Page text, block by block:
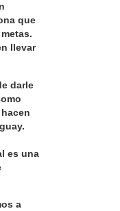
que
llevar
darle
es una
a